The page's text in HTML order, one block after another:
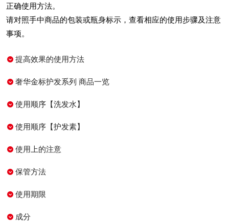
正确使用方法。
请对照手中商品的包装或瓶身标示，查看相应的使用步骤及注意
事项。
提高效果的使用方法
奢华金标护发系列 商品一览
使用顺序【洗发水】
使用顺序【护发素】
使用上的注意
保管方法
使用期限
成分